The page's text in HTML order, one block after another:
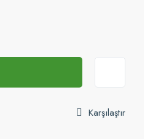
Karşılaştır